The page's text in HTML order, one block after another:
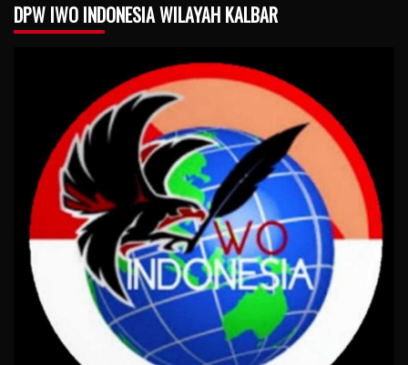
DPW IWO INDONESIA WILAYAH KALBAR